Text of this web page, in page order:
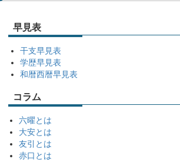
8月3日
三重県
SG-10A 日表10号(A)
60冊 115,680円
山口県
SB-328 卓上グリーンスケジュール
150冊 94,531円
8月3日
大阪府
早見表
干支早見表
学歴早見表
和暦西暦早見表
コラム
六曜とは
大安とは
友引とは
赤口とは